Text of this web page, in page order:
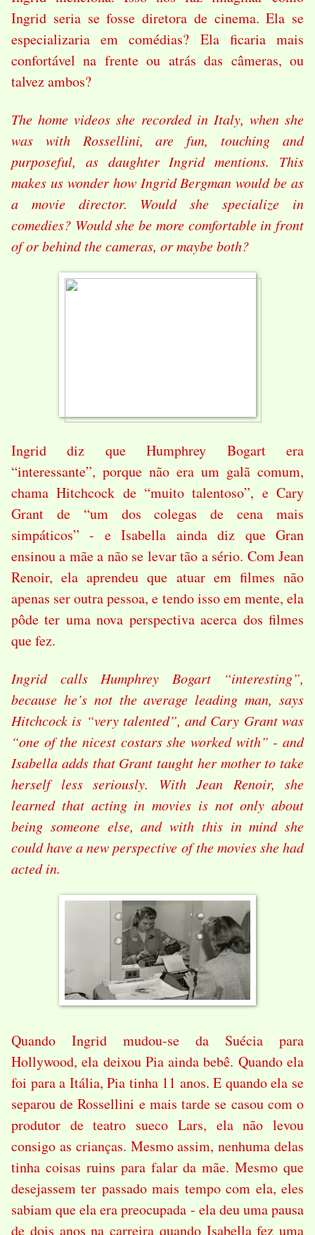
Ingrid seria se fosse diretora de cinema. Ela se
especializaria em comédias? Ela ficaria mais
confortável na frente ou atrás das câmeras, ou
talvez ambos?
The home videos she recorded in Italy, when she
was with Rossellini, are fun, touching and
purposeful, as daughter Ingrid mentions. This
makes us wonder how Ingrid Bergman would be as
a movie director. Would she specialize in
comedies? Would she be more comfortable in front
of or behind the cameras, or maybe both?
Ingrid diz que Humphrey Bogart era
“interessante”, porque não era um galã comum,
chama Hitchcock de “muito talentoso”, e Cary
Grant de “um dos colegas de cena mais
simpáticos” - e Isabella ainda diz que Gran
ensinou a mãe a não se levar tão a sério. Com Jean
Renoir, ela aprendeu que atuar em filmes não
apenas ser outra pessoa, e tendo isso em mente, ela
pôde ter uma nova perspectiva acerca dos filmes
que fez.
Ingrid calls Humphrey Bogart “interesting”,
because he’s not the average leading man, says
Hitchcock is “very talented”, and Cary Grant was
“one of the nicest costars she worked with” - and
Isabella adds that Grant taught her mother to take
herself less seriously. With Jean Renoir, she
learned that acting in movies is not only about
being someone else, and with this in mind she
could have a new perspective of the movies she had
acted in.
Quando Ingrid mudou-se da Suécia para
Hollywood, ela deixou Pia ainda bebê. Quando ela
foi para a Itália, Pia tinha 11 anos. E quando ela se
separou de Rossellini e mais tarde se casou com o
produtor de teatro sueco Lars, ela não levou
consigo as crianças. Mesmo assim, nenhuma delas
tinha coisas ruins para falar da mãe. Mesmo que
desejassem ter passado mais tempo com ela, eles
sabiam que ela era preocupada - ela deu uma pausa
de dois anos na carreira quando Isabella fez uma